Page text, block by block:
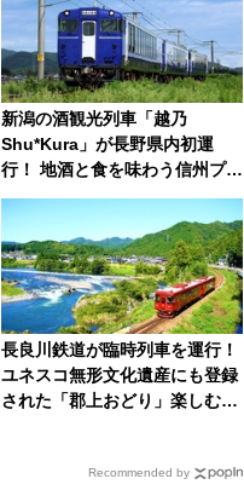
新潟の酒観光列車「越乃
Shu*Kura」が長野県内初運
行！ 地酒と食を味わう信州プレ
DC特別企画
長良川鉄道が臨時列車を運行！
ユネスコ無形文化遺産にも登録
された「郡上おどり」楽しむ人
Recommended by